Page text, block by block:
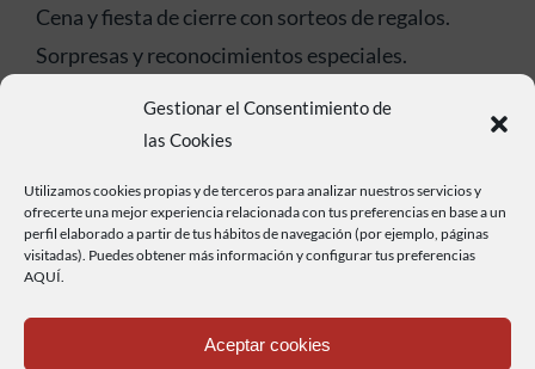
Gestionar el Consentimiento de
las Cookies
Utilizamos cookies propias y de terceros para analizar nuestros servicios y
ofrecerte una mejor experiencia relacionada con tus preferencias en base a un
perfil elaborado a partir de tus hábitos de navegación (por ejemplo, páginas
visitadas). Puedes obtener más información y configurar tus preferencias
AQUÍ.
Aceptar cookies
Cena y fiesta de cierre con sorteos de regalos.
Sorpresas y reconocimientos especiales.
La Hija de Juan Casa Rural , alojamiento
Restaurante Mangana .
Hierbaluisa Hotel Rural .
Restaurante La Tejera .